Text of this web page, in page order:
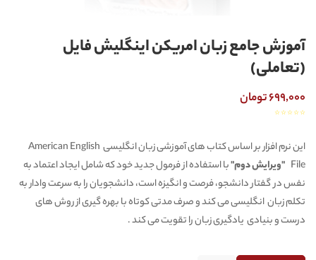
آموزش جامع زبان امریکن اینگلیش فایل
(تعاملی)
699,000 تومان
☆ ☆ ☆ ☆ ☆
این نرم افزار بر اساس
کتاب های آموزشی زبان انگلیسی American English
File "ویرایش دوم"با استفاده از فرمول جدید خود که شامل ایجاد اعتماد به
نفس در گفتار دانشجو، فرصت و انگیزه است، دانشجویان را به سرعت وادار به
تکلم زبان انگلیسی می کند و صرف مدتی کوتاه با بهره گیری از روش های
درست و بنیادی یادگیری زبان را تقویت می کند .